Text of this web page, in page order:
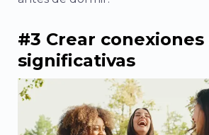
#3 Crear conexiones
significativas